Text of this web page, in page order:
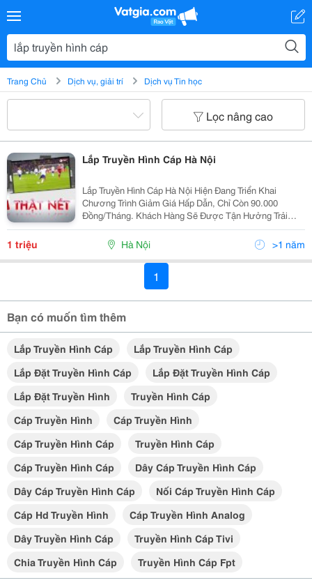
Trang Chủ Dịch vụ, giải trí Dịch vụ Tin học
Lọc nâng cao
Lắp Truyền Hình Cáp Hà Nội
Lắp Truyền Hình Cáp Hà Nội Hiện Đang Triển Khai
Chương Trình Giảm Giá Hấp Dẫn, Chỉ Còn 90.000
Đồng/Tháng. Khách Hàng Sẽ Được Tận Hưởng Trải
Nghiệm Giải Trí Đa Dạng Với Các Kênh Truyền Hình
Chất Lượng Cao Cùng Tốc Độ Internet Ổn Định, Mà
Không Phải Lo...
1 triệu Hà Nội >1 năm
1
Bạn có muốn tìm thêm
Lắp Truyền Hình Cáp
Lắp Truyền Hình Cáp
Lắp Đặt Truyền Hình Cáp
Lắp Đặt Truyền Hình Cáp
Lắp Đặt Truyền Hình
Truyền Hình Cáp
Cáp Truyền Hình
Cáp Truyền Hình
Cáp Truyền Hình Cáp
Truyền Hình Cáp
Cáp Truyền Hình Cáp
Dây Cáp Truyền Hình Cáp
Dây Cáp Truyền Hình Cáp
Nối Cáp Truyền Hình Cáp
Cáp Hd Truyền Hình
Cáp Truyền Hình Analog
Dây Truyền Hình Cáp
Truyền Hình Cáp Tivi
Chia Truyền Hình Cáp
Truyền Hình Cáp Fpt